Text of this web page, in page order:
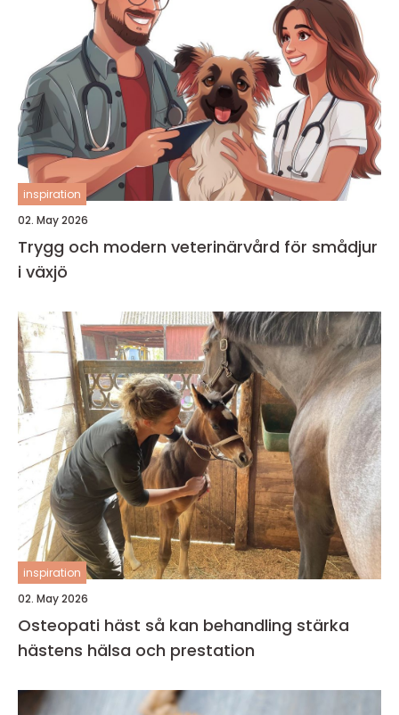
inspiration
02. May 2026
Trygg och modern veterinärvård för smådjur
i växjö
inspiration
02. May 2026
Osteopati häst så kan behandling stärka
hästens hälsa och prestation